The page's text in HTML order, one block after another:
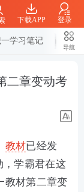
下载APP 登录
学习笔记
导航
二章变动考
教材已经发
，学霸君在这
教材第二章变